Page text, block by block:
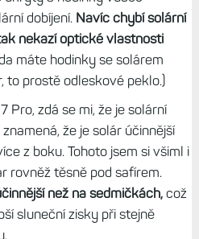
dobře. To bohužel není
mají okolo stejně velkého
přestože tělo mají o kousek
8 Solar 47 mm na mě
a vlastně mi ani nevadí, že
o vzhled).
místo většímu displeji, má
barvu, což působí o
starších modelech docela
ukrytý a hodinky vůbec
dobíjení.
Navíc chybí solární